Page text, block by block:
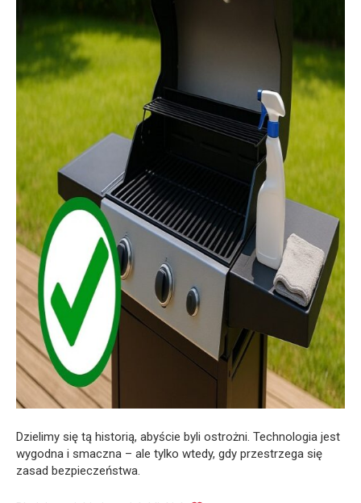
Dzielimy się tą historią, abyście byli ostrożni. Technologia jest
wygodna i smaczna – ale tylko wtedy, gdy przestrzega się
zasad bezpieczeństwa.